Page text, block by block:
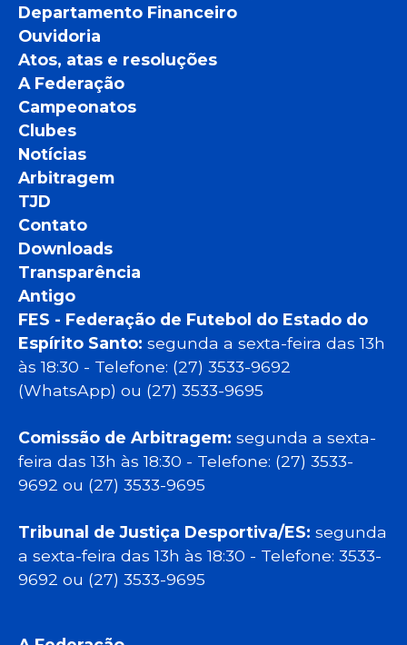
Departamento Financeiro
Ouvidoria
Atos, atas e resoluções
A Federação
Campeonatos
Clubes
Notícias
Arbitragem
TJD
Contato
Downloads
Transparência
Antigo
FES - Federação de Futebol do Estado do
Espírito Santo: segunda a sexta-feira das 13h
às 18:30 - Telefone: (27) 3533-9692
(WhatsApp) ou (27) 3533-9695
Comissão de Arbitragem: segunda a sexta-
feira das 13h às 18:30 - Telefone: (27) 3533-
9692 ou (27) 3533-9695
Tribunal de Justiça Desportiva/ES: segunda
a sexta-feira das 13h às 18:30 - Telefone: 3533-
9692 ou (27) 3533-9695